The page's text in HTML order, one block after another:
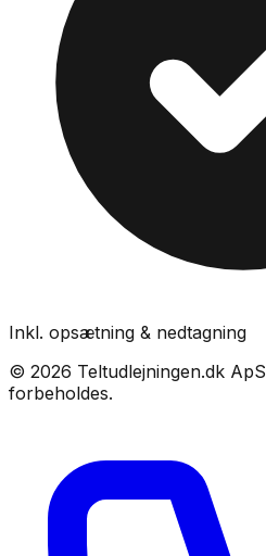
Inkl. opsætning & nedtagning
© 2026 Teltudlejningen.dk ApS
forbeholdes.